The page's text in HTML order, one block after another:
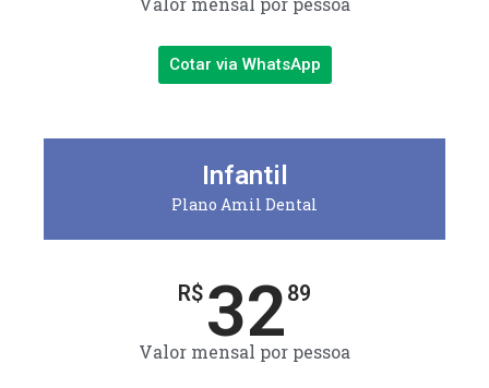
Cotar via WhatsApp
Infantil
Plano Amil Dental
R$ 3289
Valor mensal por pessoa